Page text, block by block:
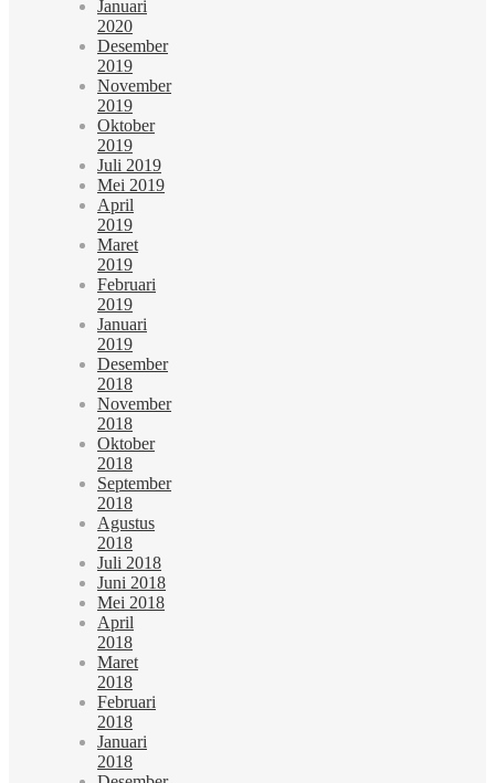
Januari
2020
Desember
2019
November
2019
Oktober
2019
Juli 2019
Mei 2019
April
2019
Maret
2019
Februari
2019
Januari
2019
Desember
2018
November
2018
Oktober
2018
September
2018
Agustus
2018
Juli 2018
Juni 2018
Mei 2018
April
2018
Maret
2018
Februari
2018
Januari
2018